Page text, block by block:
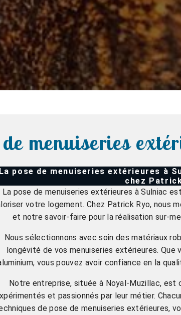
de menuiseries
La pose de menuiseries extérieures à
chez
La pose de menuiseries extérieures à Sulniac
votre logement. Chez Patrick Ryo, nous
et notre savoir-faire pour la réalisation sur-
Nous sélectionnons avec soin des matériaux
longévité de vos menuiseries extérieures. Que
vous pouvez avoir confiance en la
Notre entreprise, située à Noyal-Muzillac, est
et passionnés par leur métier.
de pose de menuiseries extérieures,